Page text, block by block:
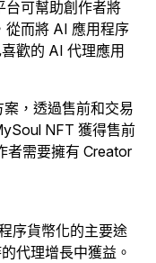
台可幫助創作者將
從而將 AI 應用程序
歡的 AI 代理應用
，透過售前和交易
NFT 獲得售前
者需要擁有 Creator
序貨幣化的主要途
代理增長中獲益。